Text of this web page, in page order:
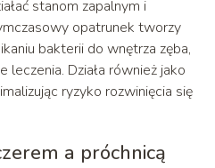
stanom zapalnym i
opatrunek tworzy
bakterii do wnętrza zęba,
Działa również jako
ryzyko rozwinięcia się
a próchnicą